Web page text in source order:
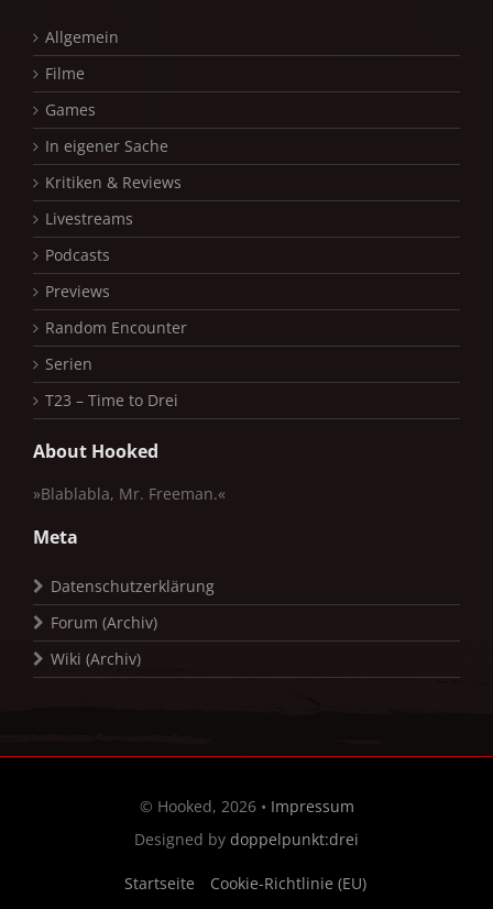
Allgemein
Filme
Games
In eigener Sache
Kritiken & Reviews
Livestreams
Podcasts
Previews
Random Encounter
Serien
T23 – Time to Drei
About Hooked
»Blablabla, Mr. Freeman.«
Meta
Datenschutzerklärung
Forum (Archiv)
Wiki (Archiv)
© Hooked, 2026 • Impressum
Designed by doppelpunkt:drei
Startseite Cookie-Richtlinie (EU)